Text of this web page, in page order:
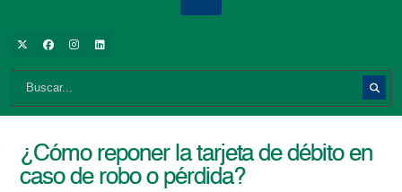
¿Cómo reponer la tarjeta de débito en
caso de robo o pérdida?